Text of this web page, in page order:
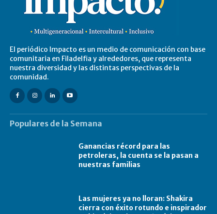
El periódico Impacto es un medio de comunicación con base
comunitaria en Filadelfia y alrededores, que representa
nuestra diversidad y las distintas perspectivas de la
comunidad.
Populares de la Semana
Ganancias récord para las
petroleras, la cuenta se la pasan a
nuestras familias
Las mujeres ya no lloran: Shakira
cierra con éxito rotundo e inspirador